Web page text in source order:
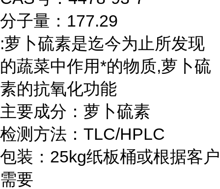
分子量：177.29
:萝卜硫素是迄今为止所发现
的蔬菜中作用*的物质,萝卜硫
素的抗氧化功能
主要成分：萝卜硫素
检测方法：TLC/HPLC
包装：25kg纸板桶或根据客户
需要